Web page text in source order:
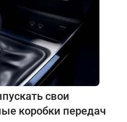
свои
коробки передач